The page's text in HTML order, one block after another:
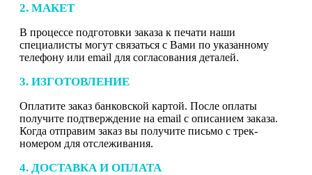
2. МАКЕТ
В процессе подготовки заказа к печати наши
специалисты могут связаться с Вами по указанному
телефону или email для согласования деталей.
3. ИЗГОТОВЛЕНИЕ
Оплатите заказ банковской картой. После оплаты
получите подтверждение на email с описанием заказа.
Когда отправим заказ вы получите письмо с трек-
номером для отслеживания.
4. ДОСТАВКА И ОПЛАТА